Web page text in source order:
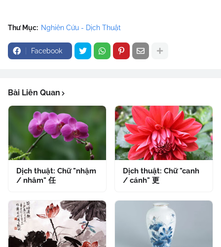
Thư Mục: Nghiên Cứu - Dịch Thuật
Facebook
Bài Liên Quan
Dịch thuật: Chữ "nhậm
/ nhâm" 任
Dịch thuật: Chữ "canh
/ cánh" 更